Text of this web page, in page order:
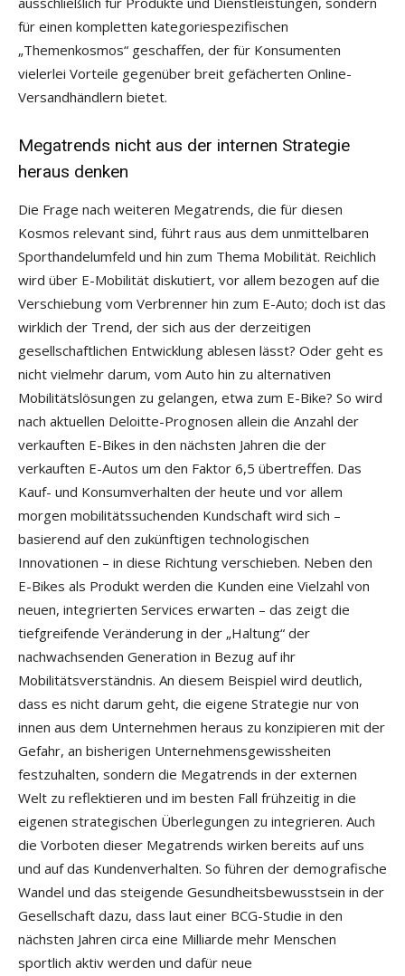
für einen kompletten kategoriespezifischen
„Themenkosmos“ geschaffen, der für Konsumenten
vielerlei Vorteile gegenüber breit gefächerten Online-
Versandhändlern bietet.
Megatrends nicht aus der internen Strategie
heraus denken
Die Frage nach weiteren Megatrends, die für diesen
Kosmos relevant sind, führt raus aus dem unmittelbaren
Sporthandelumfeld und hin zum Thema Mobilität. Reichlich
wird über E-Mobilität diskutiert, vor allem bezogen auf die
Verschiebung vom Verbrenner hin zum E-Auto; doch ist das
wirklich der Trend, der sich aus der derzeitigen
gesellschaftlichen Entwicklung ablesen lässt? Oder geht es
nicht vielmehr darum, vom Auto hin zu alternativen
Mobilitätslösungen zu gelangen, etwa zum E-Bike? So wird
nach aktuellen Deloitte-Prognosen allein die Anzahl der
verkauften E-Bikes in den nächsten Jahren die der
verkauften E-Autos um den Faktor 6,5 übertreffen. Das
Kauf- und Konsumverhalten der heute und vor allem
morgen mobilitätssuchenden Kundschaft wird sich –
basierend auf den zukünftigen technologischen
Innovationen – in diese Richtung verschieben. Neben den
E-Bikes als Produkt werden die Kunden eine Vielzahl von
neuen, integrierten Services erwarten – das zeigt die
tiefgreifende Veränderung in der „Haltung“ der
nachwachsenden Generation in Bezug auf ihr
Mobilitätsverständnis. An diesem Beispiel wird deutlich,
dass es nicht darum geht, die eigene Strategie nur von
innen aus dem Unternehmen heraus zu konzipieren mit der
Gefahr, an bisherigen Unternehmensgewissheiten
festzuhalten, sondern die Megatrends in der externen
Welt zu reflektieren und im besten Fall frühzeitig in die
eigenen strategischen Überlegungen zu integrieren. Auch
die Vorboten dieser Megatrends wirken bereits auf uns
und auf das Kundenverhalten. So führen der demografische
Wandel und das steigende Gesundheitsbewusstsein in der
Gesellschaft dazu, dass laut einer BCG-Studie in den
nächsten Jahren circa eine Milliarde mehr Menschen
sportlich aktiv werden und dafür neue